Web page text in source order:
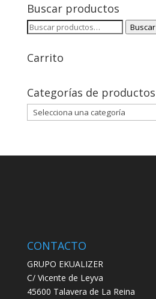
Buscar productos
Buscar
Buscar
Carrito
Categorías de productos
CONTACTO
GRUPO EKUALIZER
C/ Vicente de Leyva
45600 Talavera de La Reina